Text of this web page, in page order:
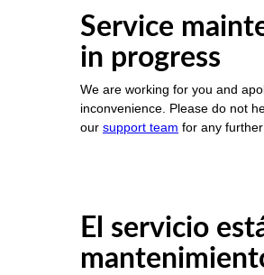
Service
in progress
We are working for you and
inconvenience. Please do not
our support team for any
El servicio